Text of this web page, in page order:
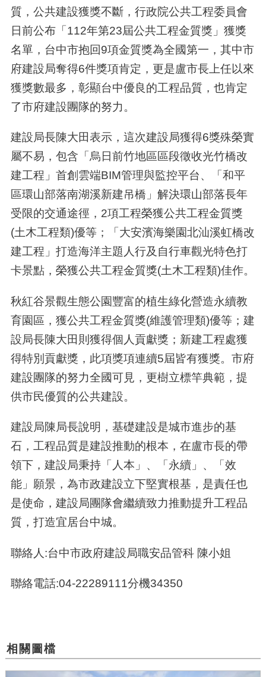
質，公共建設獲獎不斷，行政院公共工程委員會
日前公布「112年第23屆公共工程金質獎」獲獎
名單，台中市抱回9項金質獎為全國第一，其中市
府建設局奪得6件獎項肯定，更是盧市長上任以來
獲獎數最多，彰顯台中優良的工程品質，也肯定
了市府建設團隊的努力。
建設局長陳大田表示，這次建設局獲得6獎殊榮實
屬不易，包含「烏日前竹地區區段徵收光竹橋改
建工程」首創雲端BIM管理與監控平台、「和平
區環山部落南湖溪新建吊橋」解決環山部落長年
受限的交通途徑，2項工程榮獲公共工程金質獎
(土木工程類)優等；「大安濱海樂園北汕溪虹橋改
建工程」打造海洋主題人行及自行車觀光特色打
卡景點，榮獲公共工程金質獎(土木工程類)佳作。
秋紅谷景觀生態公園豐富的植生綠化營造永續教
育園區，獲公共工程金質獎(維護管理類)優等；建
設局長陳大田則獲得個人貢獻獎；新建工程處獲
得特別貢獻獎，此項獎項連續5屆皆有獲獎。市府
建設團隊的努力全國可見，更樹立標竿典範，提
供市民優質的公共建設。
建設局陳局長說明，基礎建設是城市進步的基
石，工程品質是建設推動的根本，在盧市長的帶
領下，建設局秉持「人本」、「永續」、「效
能」願景，為市政建設立下堅實根基，是責任也
是使命，建設局團隊會繼續致力推動提升工程品
質，打造宜居台中城。
聯絡人:台中市政府建設局職安品管科 陳小姐
聯絡電話:04-22289111分機34350
相關圖檔